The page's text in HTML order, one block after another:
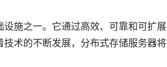
设施之一。它通过高效、可靠和可扩展
术的不断发展，分布式存储服务器将